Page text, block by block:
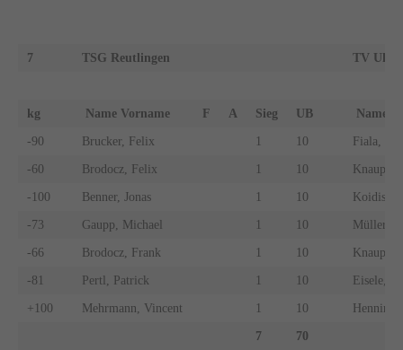
7 TSG Reutlingen TV
kg Name Vorname F A Sieg UB Name
-90 Brucker, Felix 1 10 Fiala,
-60 Brodocz, Felix 1 10 Knaupp,
-100 Benner, Jonas 1 10 Koidis,
-73 Gaupp, Michael 1 10 Müller,
-66 Brodocz, Frank 1 10 Knaupp,
-81 Pertl, Patrick 1 10 Eisele,
+100 Mehrmann, Vincent 1 10 Henning,
7 70